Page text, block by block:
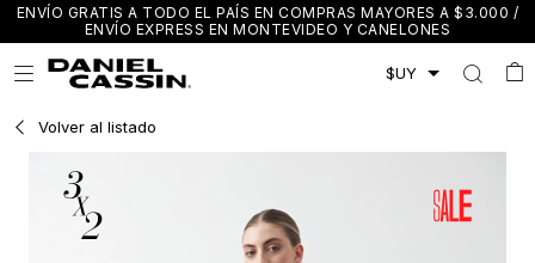
ENVÍO GRATIS A TODO EL PAÍS EN COMPRAS MAYORES A $3.000 /
ENVÍO EXPRESS EN MONTEVIDEO Y CANELONES

Volver al listado